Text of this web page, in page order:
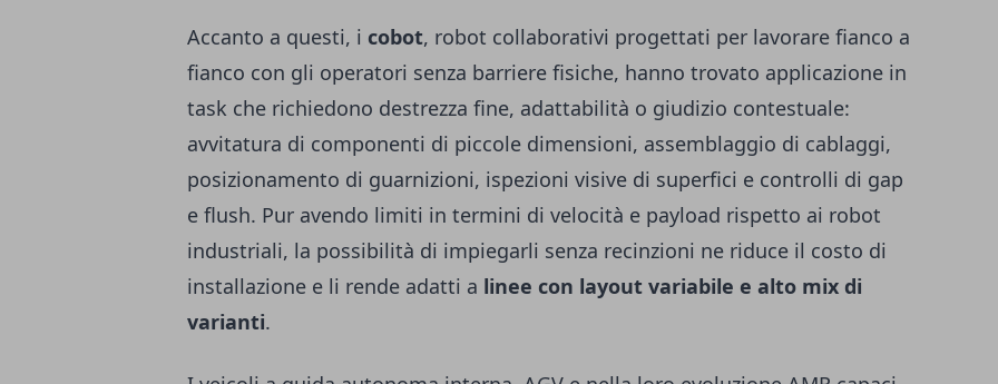
Accanto a questi, i cobot, robot collaborativi progettati per lavorare fianco a
fianco con gli operatori senza barriere fisiche, hanno trovato applicazione in
task che richiedono destrezza fine, adattabilità o giudizio contestuale:
avvitatura di componenti di piccole dimensioni, assemblaggio di cablaggi,
posizionamento di guarnizioni, ispezioni visive di superfici e controlli di gap
e flush. Pur avendo limiti in termini di velocità e payload rispetto ai robot
industriali, la possibilità di impiegarli senza recinzioni ne riduce il costo di
installazione e li rende adatti a linee con layout variabile e alto mix di
varianti.